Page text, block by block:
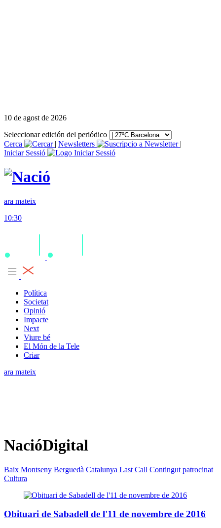
10 de agost de 2026
Seleccionar edición del periódico
Cerca
| Newsletters
|
Iniciar Sessió
ara mateix
10:30
Política
Societat
Opinió
Impacte
Next
Viure bé
El Món de la Tele
Criar
ara mateix
NacióDigital
Baix Montseny Berguedà Catalunya Last Call Contingut patrocinat
Cultura
Obituari de Sabadell de l'11 de novembre de 2016